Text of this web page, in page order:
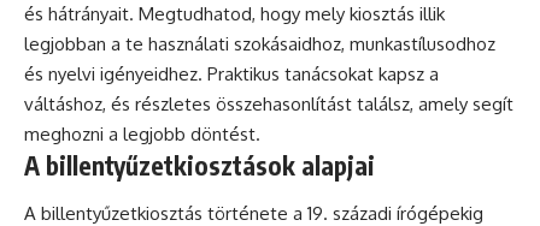
és hátrányait. Megtudhatod, hogy mely kiosztás illik
legjobban a te használati szokásaidhoz, munkastílusodhoz
és nyelvi igényeidhez. Praktikus tanácsokat kapsz a
váltáshoz, és részletes összehasonlítást találsz, amely segít
meghozni a legjobb döntést.
A billentyűzetkiosztások alapjai
A billentyűzetkiosztás története a 19. századi írógépekig